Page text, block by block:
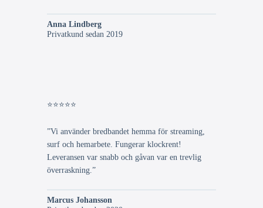
Anna Lindberg
Privatkund sedan 2019
⭐⭐⭐⭐⭐
”Vi använder bredbandet hemma för streaming,
surf och hemarbete. Fungerar klockrent!
Leveransen var snabb och gåvan var en trevlig
överraskning.”
Marcus Johansson